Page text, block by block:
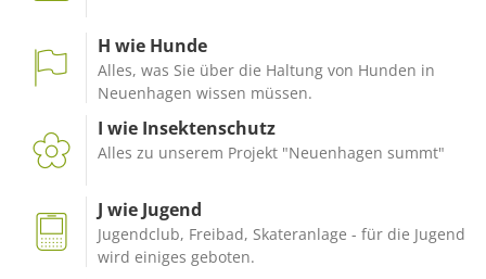
H wie Hunde
Alles, was Sie über die Haltung von Hunden in
Neuenhagen wissen müssen.
I wie Insektenschutz
Alles zu unserem Projekt "Neuenhagen summt"
J wie Jugend
Jugendclub, Freibad, Skateranlage - für die Jugend
wird einiges geboten.